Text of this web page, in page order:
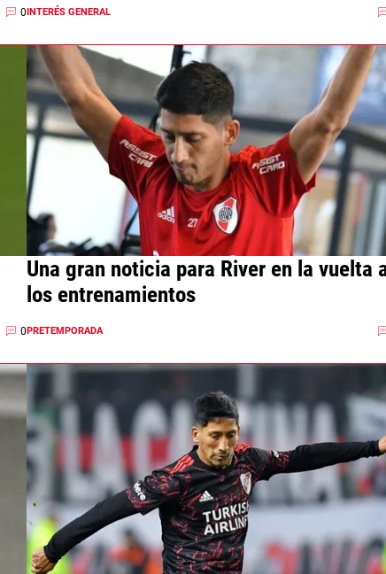
0INTERÉS GENERAL
0
Una gran noticia para River en la vuelta
los entrenamientos
PRETEMPORADA